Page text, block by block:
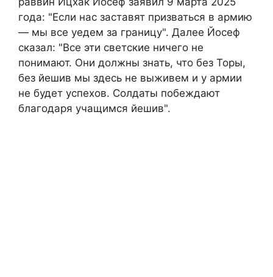
года: "Если нас заставят призваться в армию
— мы все уедем за границу". Далее Йосеф
сказал: "Все эти светские ничего не
понимают. Они должны знать, что без Торы,
без йешив мы здесь не выживем и у армии
не будет успехов. Солдаты побеждают
благодаря учащимся йешив".